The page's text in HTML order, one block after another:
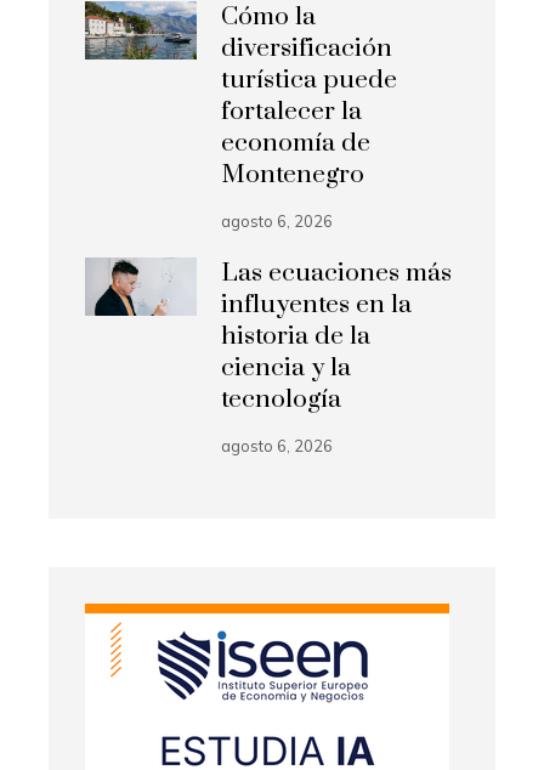
Cómo la
diversificación
turística puede
fortalecer la
economía de
Montenegro
agosto 6, 2026
Las ecuaciones más
influyentes en la
historia de la
ciencia y la
tecnología
agosto 6, 2026